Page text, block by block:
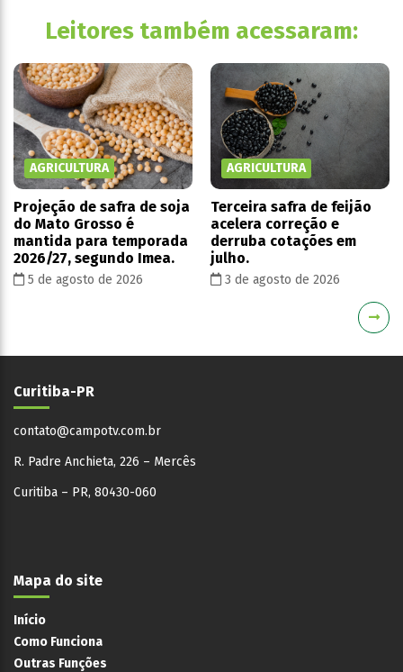
Leitores também acessaram:
AGRICULTURA
Projeção de safra de soja
do Mato Grosso é
mantida para temporada
2026/27, segundo Imea.
5 de agosto de 2026
AGRICULTURA
Terceira safra de feijão
acelera correção e
derruba cotações em
julho.
3 de agosto de 2026
Curitiba-PR
contato@campotv.com.br
R. Padre Anchieta, 226 – Mercês
Curitiba – PR, 80430-060
Mapa do site
Início
Como Funciona
Outras Funções